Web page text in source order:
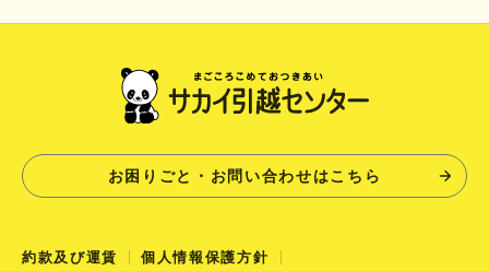
お困りごと・お問い合わせはこちら
約款及び運賃 個人情報保護方針